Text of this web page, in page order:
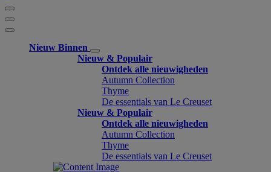
Nieuw Binnen
Nieuw & Populair
Ontdek alle nieuwigheden
Autumn Collection
Thyme
De essentials van Le Creuset
Nieuw & Populair
Ontdek alle nieuwigheden
Autumn Collection
Thyme
De essentials van Le Creuset